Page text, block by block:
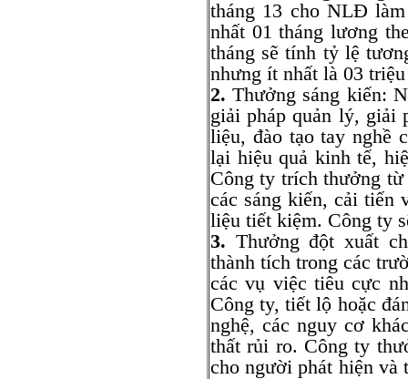
tháng 13 cho NLĐ
nhất 01 tháng lương
tháng sẽ tính tỷ lệ
nhưng ít nhất là 03
2. Thưởng sáng kiến:
giải pháp quản lý, giải
liệu, đào tạo tay nghề
lại hiệu quả kinh tế,
Công ty trích thưởng
các sáng kiến, cải tiến
liệu tiết kiệm. Công ty
3. Thưởng đột xuất
thành tích trong các
các vụ việc tiêu cực
Công ty, tiết lộ hoặc
nghệ, các nguy cơ
thất rủi ro. Công ty
cho người phát hiện và